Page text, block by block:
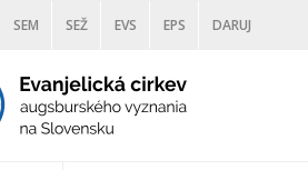
SEM SEŽ EVS EPS DARUJ
ŠKOLY TRANOSCIUS